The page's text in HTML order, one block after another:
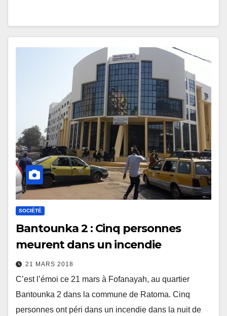
SOCIÉTÉ
Bantounka 2 : Cinq personnes
meurent dans un incendie
21 MARS 2018
C’est l’émoi ce 21 mars à Fofanayah, au quartier
Bantounka 2 dans la commune de Ratoma. Cinq
personnes ont péri dans un incendie dans la nuit de